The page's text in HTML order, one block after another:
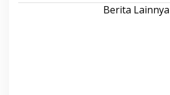
Berita Lainnya